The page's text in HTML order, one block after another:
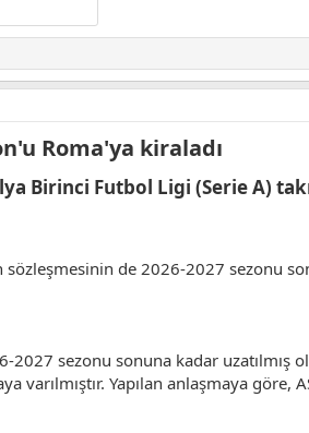
Roma'ya kiraladı​
Birinci Futbol Ligi (Serie A)
de 2026-2027 sezonu
sezonu sonuna kadar uzatılmış
varılmıştır. Yapılan anlaşmaya